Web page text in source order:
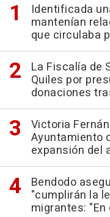
Identificada
mantenían
que circulaba
La Fiscalía de
Quiles por
donaciones
Victoria
Ayuntamiento
expansión del
Bendodo
"cumplirán la
migrantes: